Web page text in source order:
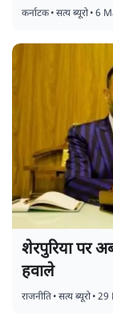
कर्नाटक•सत्य ब्यूरो•6
शेरपुरिया पर
हवाले
राजनीति•सत्य ब्यूरो•29